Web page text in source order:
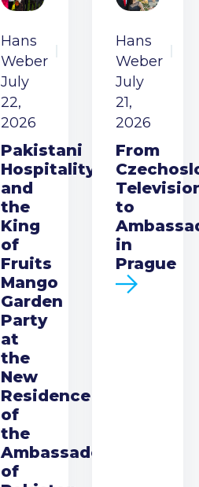
Hans
Weber
July
22,
2026
Pakistani
Hospitality
and
the
King
of
Fruits
Mango
Garden
Party
at
the
New
Residence
of
the
Ambassador
of
Hans
Weber
July
21,
2026
From
to
in
Prague